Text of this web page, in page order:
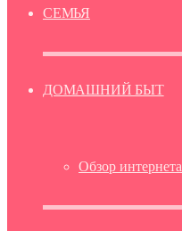
СЕМЬЯ
ДОМАШНИЙ БЫТ
Обзор интернета